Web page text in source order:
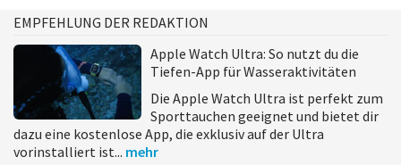
EMPFEHLUNG DER REDAKTION
Apple Watch Ultra: So nutzt du die
Tiefen-App für Wasseraktivitäten
Die Apple Watch Ultra ist perfekt zum
Sporttauchen geeignet und bietet dir
dazu eine kostenlose App, die exklusiv auf der Ultra
vorinstalliert ist... mehr